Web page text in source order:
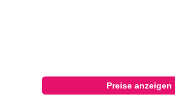
Preise anzeigen